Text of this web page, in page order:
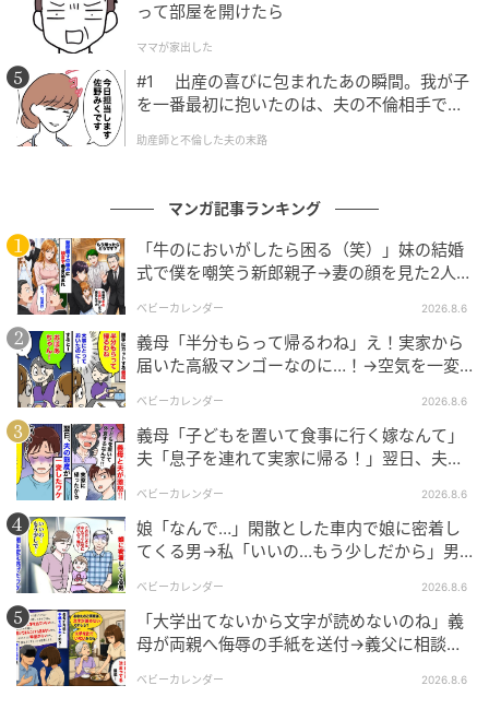
出典：select.mamastar.jp
出典：select.mamastar.jp
同僚たちと孤独死について話すなか、少しずつ「孤独
＝不幸」と決めつける必要はないのだと思えるように
なりました。父が1人暮らしを望み、好きな自宅で最期
を迎えられた。そう考えると不幸とは言い切れないと
思えたのです。
って部屋を開けたら
ママが家出した
#1 出産の喜びに包まれたあの瞬間。我が子
を一番最初に抱いたのは、夫の不倫相手でし
助産師と不倫した夫の末路
マンガ記事ランキング
「牛のにおいがしたら困る（笑）」妹の結婚
式で僕を嘲笑う新郎親子→妻の顔を見た2人が
ベビーカレンダー 2026.8.6
義母「半分もらって帰るわね」え！実家から
届いた高級マンゴーなのに…！→空気を一変
ベビーカレンダー 2026.8.6
義母「子どもを置いて食事に行く嫁なんて」
夫「息子を連れて実家に帰る！」翌日、夫が
ベビーカレンダー 2026.8.6
娘「なんで…」閑散とした車内で娘に密着し
てくる男→私「いいの…もう少しだから」男
ベビーカレンダー 2026.8.6
「大学出てないから文字が読めないのね」義
母が両親へ侮辱の手紙を送付→義父に相談
ベビーカレンダー 2026.8.6